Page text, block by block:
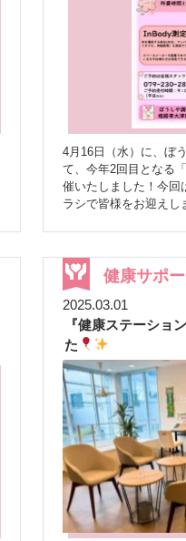
く、「工夫する」とい
伝えしているのは、「
トフードは絶対にNG
どう食べるか
た “食べ方の工夫” を
裏で見ていた広報スタ
ど、なるほど……え！
と、まさに目からうろ
を振り返る、良いき
実は…放送直前にトラ
少し裏話を。実は今回
が発生し、「このまま
下した弊社の敏腕プロ
チェックしていた私も
ハラ…
（実は毎回、
と放送できてる！？」
す。笑） LINE登録者限定コンテンツですが… こ
の配信は、公式LINE
いるコンテンツです。
にすぐ活かせる内容な
ていただけたら嬉しい
「LINE登録しているけ
～」 「そもそもLINE
「通知がたくさん届
登録していたけど、通
た！」という方もいら
公式LINEは、通知
おくことも可能です。
チェックしたり、気に
4月16日（水）に、ぼ
て、今年2回目となる
催いたしました！今回
ラシで皆様をお迎えし
測定後には、
に、サルコペニア（筋
トを使って、現在のご
対策について、資料を
させていただきまし
た患者様には、 ★ 積
と ★ 無理のない範囲
バランスの取れた食事
体的なアドバイスをさ
参加いただいた患者様からは、
よく分かって、とても参
ういう機会がないから
当に良かった。」 「年齢とともに体の衰えを感
じていたけど、改めて
少し頑張ろうって思えたよ。」
いただき、皆様ご自身
いきっかけになったよ
健康サポー
2025.03.01
『健康ステーショ
た